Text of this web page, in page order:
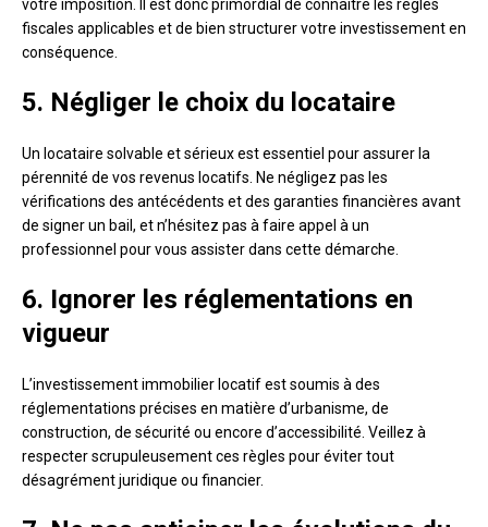
votre imposition. Il est donc primordial de connaître les règles
fiscales applicables et de bien structurer votre investissement en
conséquence.
5. Négliger le choix du locataire
Un locataire solvable et sérieux est essentiel pour assurer la
pérennité de vos revenus locatifs. Ne négligez pas les
vérifications des antécédents et des garanties financières avant
de signer un bail, et n’hésitez pas à faire appel à un
professionnel pour vous assister dans cette démarche.
6. Ignorer les réglementations en
vigueur
L’investissement immobilier locatif est soumis à des
réglementations précises en matière d’urbanisme, de
construction, de sécurité ou encore d’accessibilité. Veillez à
respecter scrupuleusement ces règles pour éviter tout
désagrément juridique ou financier.